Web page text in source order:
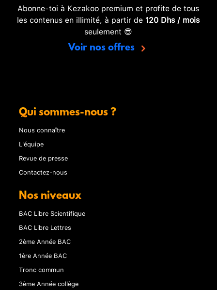
Abonne-toi à Kezakoo premium et profite de tous
les contenus en illimité, à partir de 120 Dhs / mois
seulement 😎
Voir nos offres
Qui sommes-nous ?
Nous connaître
L'équipe
Revue de presse
Contactez-nous
Nos niveaux
BAC Libre Scientifique
BAC Libre Lettres
2ème Année BAC
1ère Année BAC
Tronc commun
3ème Année collège